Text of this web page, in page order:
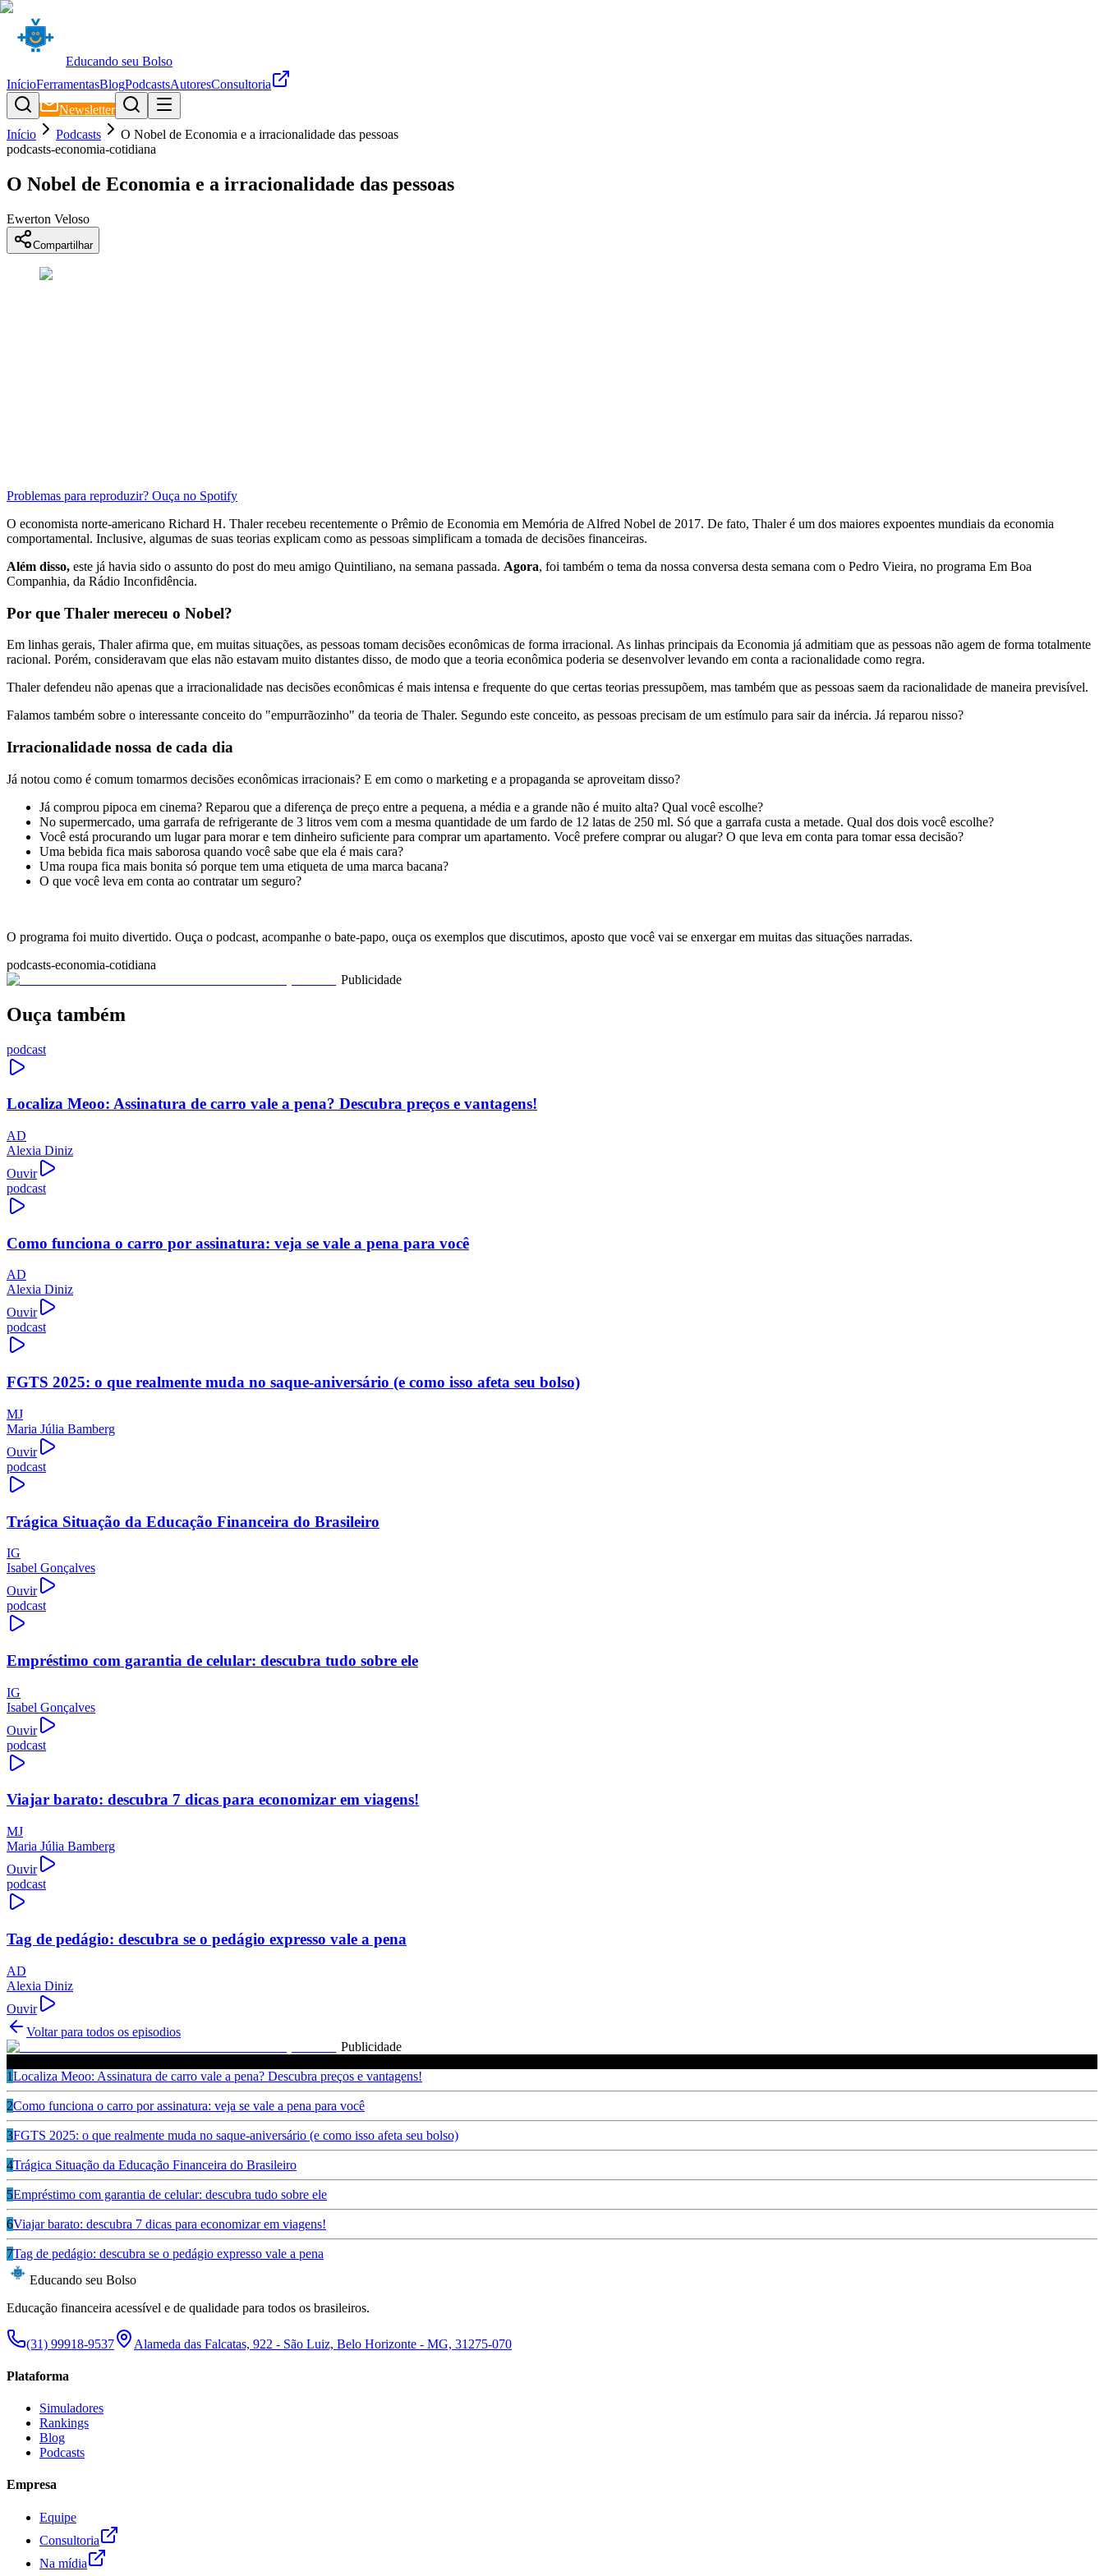
Educando seu Bolso
InícioFerramentasBlogPodcastsAutoresConsultoria
Newsletter
Início
Podcasts
O Nobel de Economia e a irracionalidade das pessoas
podcasts-economia-cotidiana
O Nobel de Economia e a irracionalidade das pessoas
Ewerton Veloso
Compartilhar
Problemas para reproduzir? Ouça no Spotify
O economista norte-americano Richard H. Thaler recebeu recentemente o Prêmio de Economia em Memória de Alfred Nobel de 2017. De fato, Thaler é um dos maiores expoentes mundiais da economia
comportamental. Inclusive, algumas de suas teorias explicam como as pessoas simplificam a tomada de decisões financeiras.
Além disso, este já havia sido o assunto do post do meu amigo Quintiliano, na semana passada. Agora, foi também o tema da nossa conversa desta semana com o Pedro Vieira, no programa Em Boa
Companhia, da Rádio Inconfidência.
Por que Thaler mereceu o Nobel?
Em linhas gerais, Thaler afirma que, em muitas situações, as pessoas tomam decisões econômicas de forma irracional. As linhas principais da Economia já admitiam que as pessoas não agem de forma totalmente
racional. Porém, consideravam que elas não estavam muito distantes disso, de modo que a teoria econômica poderia se desenvolver levando em conta a racionalidade como regra.
Thaler defendeu não apenas que a irracionalidade nas decisões econômicas é mais intensa e frequente do que certas teorias pressupõem, mas também que as pessoas saem da racionalidade de maneira previsível.
Falamos também sobre o interessante conceito do "empurrãozinho" da teoria de Thaler. Segundo este conceito, as pessoas precisam de um estímulo para sair da inércia. Já reparou nisso?
Irracionalidade nossa de cada dia
Já notou como é comum tomarmos decisões econômicas irracionais? E em como o marketing e a propaganda se aproveitam disso?
Já comprou pipoca em cinema? Reparou que a diferença de preço entre a pequena, a média e a grande não é muito alta? Qual você escolhe?
No supermercado, uma garrafa de refrigerante de 3 litros vem com a mesma quantidade de um fardo de 12 latas de 250 ml. Só que a garrafa custa a metade. Qual dos dois você escolhe?
Você está procurando um lugar para morar e tem dinheiro suficiente para comprar um apartamento. Você prefere comprar ou alugar? O que leva em conta para tomar essa decisão?
Uma bebida fica mais saborosa quando você sabe que ela é mais cara?
Uma roupa fica mais bonita só porque tem uma etiqueta de uma marca bacana?
O que você leva em conta ao contratar um seguro?
O programa foi muito divertido. Ouça o podcast, acompanhe o bate-papo, ouça os exemplos que discutimos, aposto que você vai se enxergar em muitas das situações narradas.
podcasts-economia-cotidiana
Publicidade
Ouça também
podcast
Localiza Meoo: Assinatura de carro vale a pena? Descubra preços e vantagens!
AD
Alexia Diniz
Ouvir
podcast
Como funciona o carro por assinatura: veja se vale a pena para você
AD
Alexia Diniz
Ouvir
podcast
FGTS 2025: o que realmente muda no saque-aniversário (e como isso afeta seu bolso)
MJ
Maria Júlia Bamberg
Ouvir
podcast
Trágica Situação da Educação Financeira do Brasileiro
IG
Isabel Gonçalves
Ouvir
podcast
Empréstimo com garantia de celular: descubra tudo sobre ele
IG
Isabel Gonçalves
Ouvir
podcast
Viajar barato: descubra 7 dicas para economizar em viagens!
MJ
Maria Júlia Bamberg
Ouvir
podcast
Tag de pedágio: descubra se o pedágio expresso vale a pena
AD
Alexia Diniz
Ouvir
Voltar para todos os episodios
Publicidade
1Localiza Meoo: Assinatura de carro vale a pena? Descubra preços e vantagens!
2Como funciona o carro por assinatura: veja se vale a pena para você
3FGTS 2025: o que realmente muda no saque-aniversário (e como isso afeta seu bolso)
4Trágica Situação da Educação Financeira do Brasileiro
5Empréstimo com garantia de celular: descubra tudo sobre ele
6Viajar barato: descubra 7 dicas para economizar em viagens!
7Tag de pedágio: descubra se o pedágio expresso vale a pena
Educando seu Bolso
Educação financeira acessível e de qualidade para todos os brasileiros.
(31) 99918-9537 Alameda das Falcatas, 922 - São Luiz, Belo Horizonte - MG, 31275-070
Plataforma
Simuladores
Rankings
Blog
Podcasts
Empresa
Equipe
Consultoria
Na mídia